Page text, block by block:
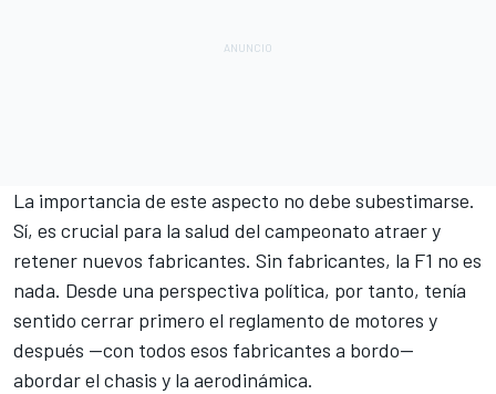
La importancia de este aspecto no debe subestimarse.
Sí, es crucial para la salud del campeonato atraer y
retener nuevos fabricantes. Sin fabricantes, la F1 no es
nada. Desde una perspectiva política, por tanto, tenía
sentido cerrar primero el reglamento de motores y
después —con todos esos fabricantes a bordo—
abordar el chasis y la aerodinámica.